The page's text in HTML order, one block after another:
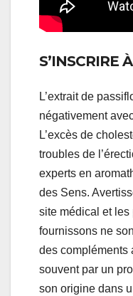
S’INSCRIRE
L’extrait de
négativement
L’excès de
troubles de
experts en
des Sens.
site médical et
fournissons ne
des compléments
souvent par un
son origine dans